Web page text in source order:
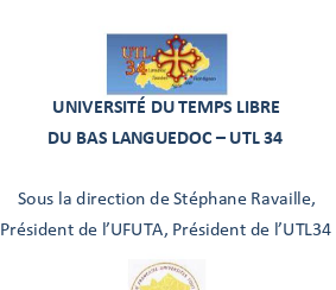
UNIVERSITÉ DU TEMPS LIBRE
DU BAS LANGUEDOC – UTL 34
Sous la direction de Stéphane Ravaille,
Président de l’UFUTA, Président de l’UTL34